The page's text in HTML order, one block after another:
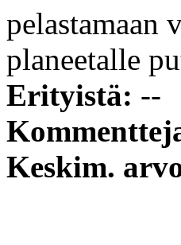
pelastamaan
planeetalle
Erityistä: --
Keskim.